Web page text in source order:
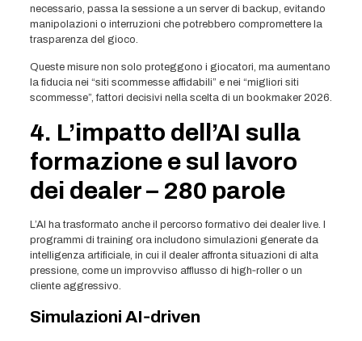
necessario, passa la sessione a un server di backup, evitando
manipolazioni o interruzioni che potrebbero compromettere la
trasparenza del gioco.
Queste misure non solo proteggono i giocatori, ma aumentano
la fiducia nei “siti scommesse affidabili” e nei “migliori siti
scommesse”, fattori decisivi nella scelta di un bookmaker 2026.
4. L’impatto dell’AI sulla
formazione e sul lavoro
dei dealer – 280 parole
L’AI ha trasformato anche il percorso formativo dei dealer live. I
programmi di training ora includono simulazioni generate da
intelligenza artificiale, in cui il dealer affronta situazioni di alta
pressione, come un improvviso afflusso di high‑roller o un
cliente aggressivo.
Simulazioni AI‑driven